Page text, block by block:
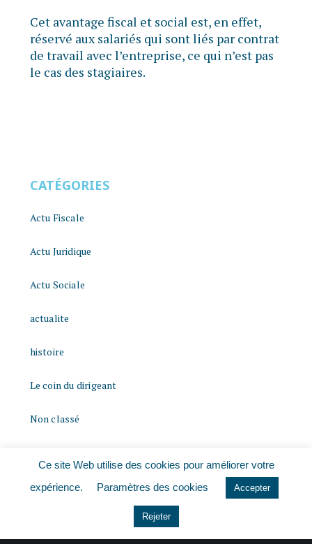
Cet avantage fiscal et social est, en effet,
réservé aux salariés qui sont liés par contrat
de travail avec l’entreprise, ce qui n’est pas
le cas des stagiaires.
CATÉGORIES
Actu Fiscale
Actu Juridique
Actu Sociale
actualite
histoire
Le coin du dirigeant
Non classé
Ce site Web utilise des cookies pour améliorer votre
expérience.
Paramètres des cookies Accepter
Rejeter